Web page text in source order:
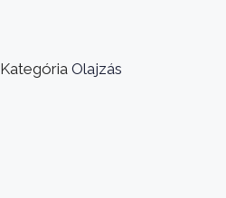
Kategória Olajzás